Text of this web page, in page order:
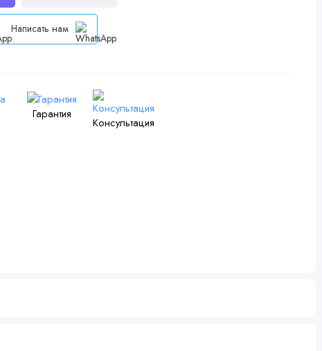
Написать нам
Гарантия
Консультация